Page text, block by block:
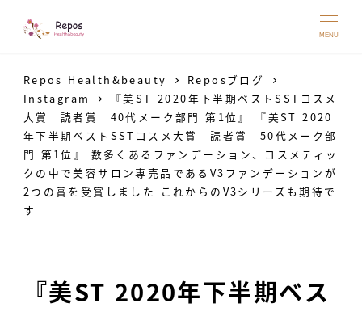
MENU
Repos Health&beauty
Reposブログ
Instagram
『美ST 2020年下半期ベストSSTコスメ
大賞 読者賞 40代メーク部門 第1位』 『美ST 2020
年下半期ベストSSTコスメ大賞 読者賞 50代メーク部
門 第1位』 数多くあるファンデーション、コスメティッ
クの中で美容サロン専売品であるV3ファンデーションが
2つの賞を受賞しました これからのV3シリーズも期待で
す
『美ST 2020年下半期ベス